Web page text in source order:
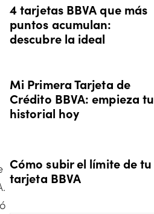
4 tarjetas BBVA que más
puntos acumulan:
descubre la ideal
Mi Primera Tarjeta de
Crédito BBVA: empieza tu
historial hoy
Cómo subir el límite de tu
tarjeta BBVA